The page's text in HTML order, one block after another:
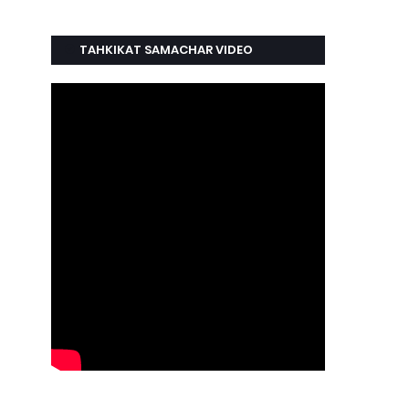
TAHKIKAT SAMACHAR VIDEO